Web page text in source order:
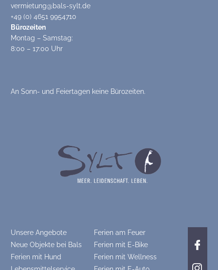
vermietung@bals-sylt.de
+49 (0) 4651 9954710
Bürozeiten
Montag – Samstag:
8:00 – 17:00 Uhr
An Sonn- und Feiertagen keine Bürozeiten.
Unsere Angebote
Ferien am Feuer
Neue Objekte bei Bals
Ferien mit E-Bike
Ferien mit Hund
Ferien mit Wellness